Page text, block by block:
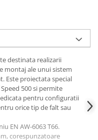
destinata realizarii
montaj ale unui sistem
Este proiectata special
500 si permite
pentru configuratii
orice tip de falt sau
EN AW-6063 T66.
corespunzatoare